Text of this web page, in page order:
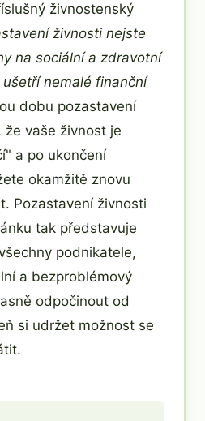
živnostenský
živnosti nejste
na sociální a zdravotní
nemalé finanční
dobu pozastavení
vaše živnost je
a po ukončení
okamžitě znovu
Pozastavení živnosti
tak představuje
podnikatele,
a bezproblémový
odpočinout od
si udržet možnost se